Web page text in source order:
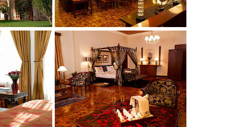
Show larger version